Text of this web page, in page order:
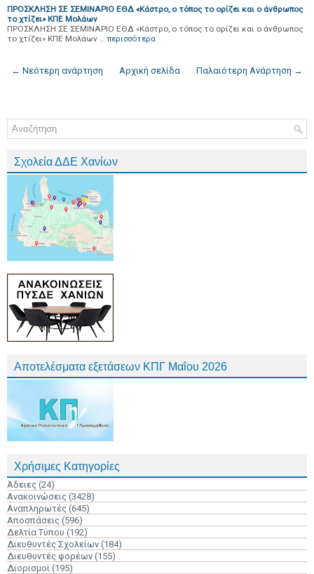
ΠΡΟΣΚΛΗΣΗ ΣΕ ΣΕΜΙΝΑΡΙΟ ΕΘΔ «Κάστρο, ο τόπος το ορίζει και ο άνθρωπος
το χτίζει» ΚΠΕ Μολάων
ΠΡΟΣΚΛΗΣΗ ΣΕ ΣΕΜΙΝΑΡΙΟ ΕΘΔ «Κάστρο, ο τόπος το ορίζει και ο άνθρωπος
το χτίζει» ΚΠΕ Μολάων … περισσότερα
← Νεότερη ανάρτηση Παλαιότερη Ανάρτηση →
Αρχική σελίδα
Σχολεία ΔΔΕ Χανίων
Αποτελέσματα εξετάσεων ΚΠΓ Μαΐου 2026
Χρήσιμες Κατηγορίες
Άδειες (24)
Ανακοινώσεις (3428)
Αναπληρωτές (645)
Αποσπάσεις (596)
Δελτία Τύπου (192)
Διευθυντές Σχολείων (184)
Διευθυντές φορέων (155)
Διορισμοί (195)